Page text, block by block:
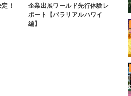
！
企業出展ワールド先行体験レ
ポート【パラリアルハワイ
編】